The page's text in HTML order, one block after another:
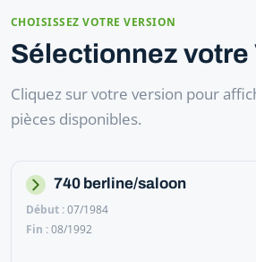
CHOISISSEZ VOTRE VERSION
Sélectionnez votre
Cliquez sur votre version pour
pièces disponibles.
740 berline/saloon
07/1984
08/1992